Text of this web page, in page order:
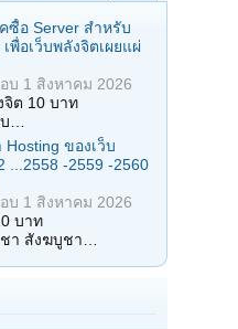
ซื้อ Server สำหรับ
พื่อเว็บพลังจิตเผยแผ่
บ 1 สิงหาคม 2026
จิต 10 บาท
บ…
ของเว็บ
...2558 -2559 -2560
บ 1 สิงหาคม 2026
บาท
ชา สังฆบูชา…